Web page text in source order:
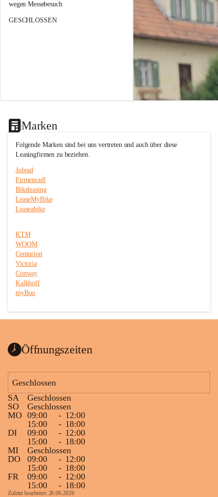
a
d
h
r
i
c
wegen Messebesuch
GESCHLOSSEN
d
a
n
e
l
&
S
e
r
T
Marken
Folgende Marken sind bei uns vertreten und auch über diese
Leasingfirmen zu beziehen.
Jobrad
Firmenradl
Bikeleasing
LeaseMyBike
Leaseabike
KTM
WOOM
Centurion
Victoria
Conway
Kalkhoff
myBoo
Öffnungszeiten
Geschlossen
SA
Geschlossen
SO
Geschlossen
MO 09:00 - 12:00
15:00
- 18:00
DI
09:00 - 12:00
15:00
- 18:00
MI
Geschlossen
DO
09:00 - 12:00
15:00
- 18:00
FR
09:00 - 12:00
15:00
- 18:00
Zuletzt bearbeitet: 26.06.2026